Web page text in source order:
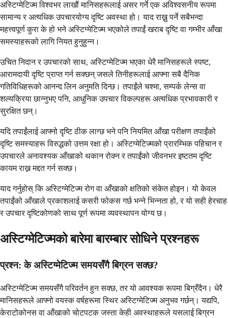
अस्टिग्मेटिज्म विश्वभर लाखौं मानिसहरूलाई असर गर्ने एक अविश्वसनीय रूपमा
सामान्य र अत्यधिक उपचारयोग्य दृष्टि अवस्था हो। याद राख्नु पर्ने सबैभन्दा
महत्त्वपूर्ण कुरा के हो भने अस्टिग्मेटिज्म भएकोले तपाईं खराब दृष्टि वा गम्भीर आँखा
समस्याहरूको लागि नियत हुनुहुन्न।
उचित निदान र उपचारको साथ, अस्टिग्मेटिज्म भएका धेरै मानिसहरूले स्पष्ट,
आरामदायी दृष्टि प्राप्त गर्न सक्छन् जसले तिनीहरूलाई आफ्ना सबै दैनिक
गतिविधिहरूको आनन्द लिन अनुमति दिन्छ। तपाईंले चश्मा, सम्पर्क लेन्स वा
शल्यक्रिया छान्नुभए पनि, आधुनिक उपचार विकल्पहरू अत्यधिक प्रभावकारी र
सुरक्षित छन्।
यदि तपाईंलाई आफ्नो दृष्टि ठीक लाग्छ भने पनि नियमित आँखा परीक्षण तपाईंको
दृष्टि समस्याहरू विरुद्धको उत्तम रक्षा हो। अस्टिग्मेटिज्मको प्रारम्भिक पहिचान र
उपचारले अनावश्यक आँखाको थकान रोक्न र तपाईंको जीवनभर इष्टतम दृष्टि
कायम राख्न मद्दत गर्न सक्छ।
याद गर्नुहोस् कि अस्टिग्मेटिज्म रोग वा आँखाको क्षतिको संकेत होइन। यो केवल
तपाईंको आँखाले प्रकाशलाई कसरी फोकस गर्छ भन्ने भिन्नता हो, र यो सही हेरचाह
र उपचार दृष्टिकोणको साथ पूर्ण रूपमा व्यवस्थापन योग्य छ।
अस्टिग्मेटिज्मको बारेमा बारम्बार सोधिने प्रश्नहरू
प्रश्न: के अस्टिग्मेटिज्म समयसँगै बिग्रन सक्छ?
अस्टिग्मेटिज्म समयसँगै परिवर्तन हुन सक्छ, तर यो आवश्यक रूपमा बिग्रँदैन। धेरै
मानिसहरूले आफ्नो वयस्क वर्षहरूमा स्थिर अस्टिग्मेटिज्म अनुभव गर्छन्। यद्यपि,
केराटोकोनस वा आँखाको चोटपटक जस्ता केही अवस्थाहरूले यसलाई बिग्रन